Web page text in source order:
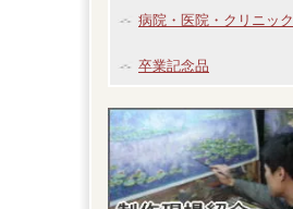
病院・医院・クリニック
卒業記念品